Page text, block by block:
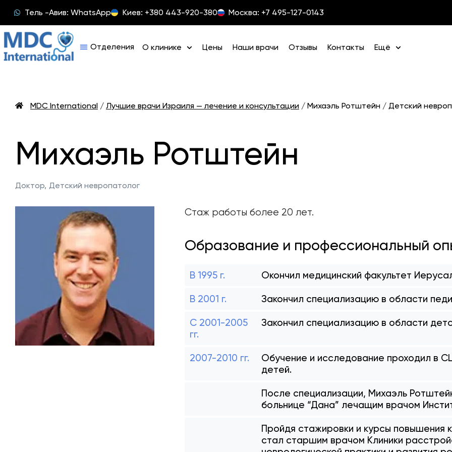
Тель -Авив: WhatsApp Киев: +380 443-920-380 Москва: +7 495-127-0143
О клинике Цены Наши врачи Отзывы Контакты Ещё
MDC International / Лучшие врачи Израиля — лечение и консультации / Михаэль Ротштейн / Детский
Михаэль Ротштейн
Доктор, Детский невропатолог
Стаж работы более 20 лет.
Образование и профессиональный
В 1995 г. Окончил медицинский факультет
В 2001 г. Закончил специализацию в области
С 2001-2005
гг.
Закончил специализацию в области
2007-2010 гг.
Обучение и исследование проходил в
детей.
После специализации, Михаэль
больнице “Дана” лечащим врачом
Пройдя стажировки и курсы повышения
стал старшим врачом Клиники